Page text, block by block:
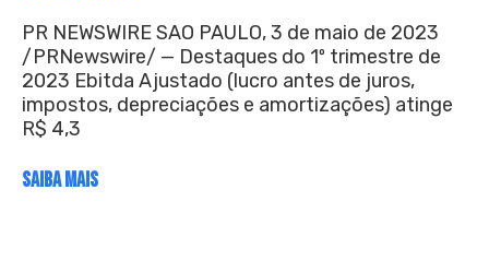
PR NEWSWIRE SAO PAULO, 3 de maio de 2023
/PRNewswire/ — Destaques do 1º trimestre de
2023 Ebitda Ajustado (lucro antes de juros,
impostos, depreciações e amortizações) atinge
R$ 4,3
SAIBA MAIS